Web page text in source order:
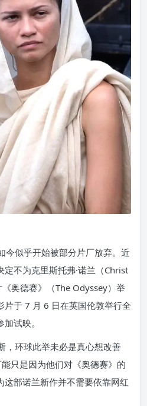
今似乎开始被部分片厂放弃。近
定不为克里斯托弗·诺兰（Christ
奥德赛》（The Odyssey）举
片于 7 月 6 日在英国伦敦举行全
试映。
，环球此举未必是真心想改善
只是因为他们对《奥德赛》的
这部诺兰新作并不需要依靠网红